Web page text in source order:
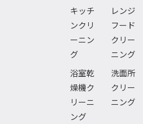
キッチ
ンクリ
ーニン
グ
レンジ
フード
クリー
ニング
浴室乾
燥機ク
リーニ
ング
洗面所
クリー
ニング